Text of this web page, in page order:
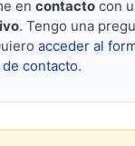
encontacto con
. Tengo una
acceder al
de contacto.